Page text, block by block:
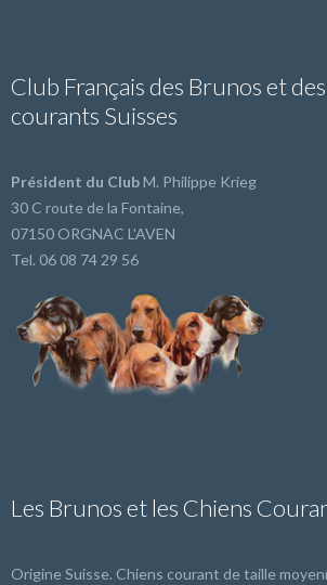
Club Français des Brunos et
courants Suisses
Président du ClubM. Philippe Krieg
30 C route de la Fontaine,
07150 ORGNAC L'AVEN
Tel. 06 08 74 29 56
Les Brunos et les Chiens
Origine Suisse. Chiens courant de taille